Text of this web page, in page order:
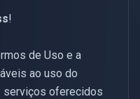
!
de Uso e a
ao uso do
serviços oferecidos